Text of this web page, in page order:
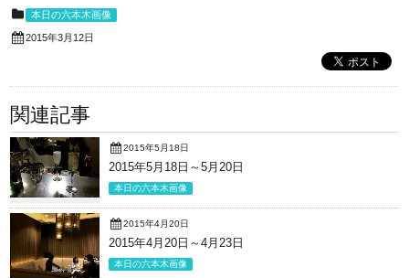
本日の六本木画像
2015年3月12日
関連記事
2015年5月18日
2015年5月18日～5月20日
本日の六本木画像
2015年4月20日
2015年4月20日～4月23日
本日の六本木画像